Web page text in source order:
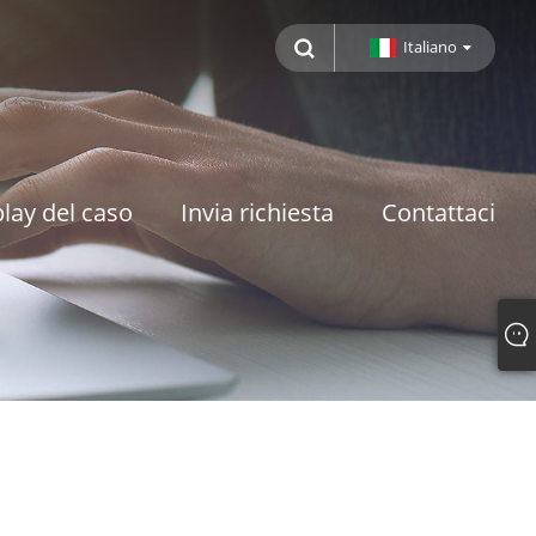
Italiano
del caso Invia richiesta Contattaci